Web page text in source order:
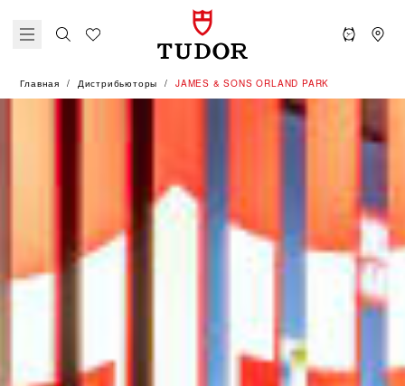
Главная Дистрибьюторы ‭JAMES & SONS ORLAND PARK‬